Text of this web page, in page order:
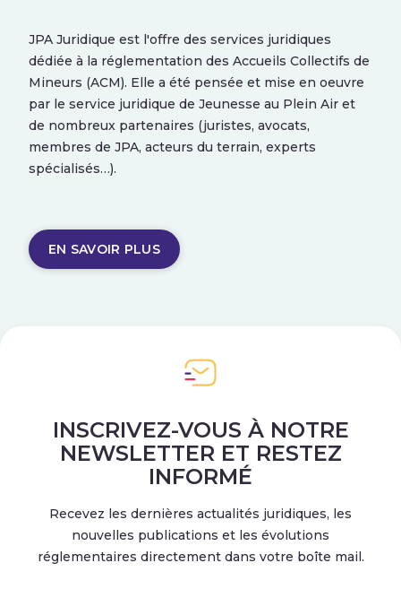
JPA Juridique est l'offre des services juridiques
dédiée à la réglementation des Accueils Collectifs de
Mineurs (ACM). Elle a été pensée et mise en oeuvre
par le service juridique de Jeunesse au Plein Air et
de nombreux partenaires (juristes, avocats,
membres de JPA, acteurs du terrain, experts
spécialisés…).
EN SAVOIR PLUS
INSCRIVEZ-VOUS À NOTRE
NEWSLETTER ET RESTEZ
INFORMÉ
Recevez les dernières actualités juridiques, les
nouvelles publications et les évolutions
réglementaires directement dans votre boîte mail.